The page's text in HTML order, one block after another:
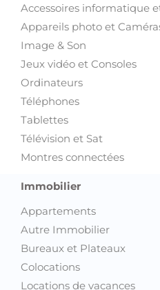
Accessoires informatique
Appareils photo et
Image & Son
Jeux vidéo et Consoles
Ordinateurs
Téléphones
Tablettes
Télévision et Sat
Montres connectées
Immobilier
Appartements
Autre Immobilier
Bureaux et Plateaux
Colocations
Locations de vacances